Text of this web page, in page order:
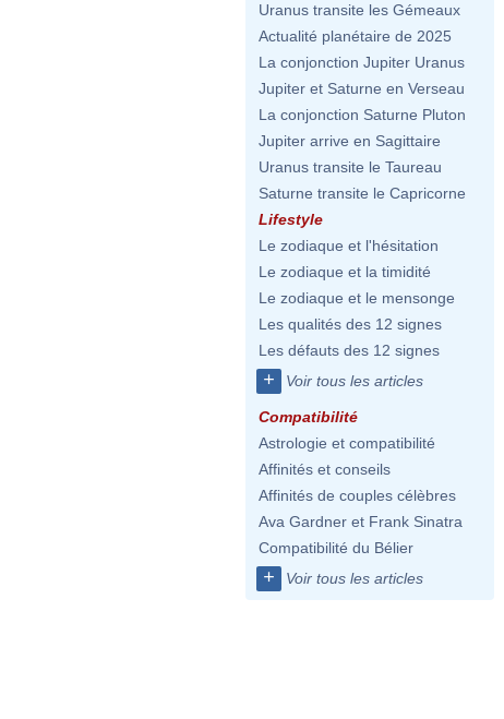
Uranus transite les Gémeaux
Actualité planétaire de 2025
La conjonction Jupiter Uranus
Jupiter et Saturne en Verseau
La conjonction Saturne Pluton
Jupiter arrive en Sagittaire
Uranus transite le Taureau
Saturne transite le Capricorne
Lifestyle
Le zodiaque et l'hésitation
Le zodiaque et la timidité
Le zodiaque et le mensonge
Les qualités des 12 signes
Les défauts des 12 signes
+ Voir tous les articles
Compatibilité
Astrologie et compatibilité
Affinités et conseils
Affinités de couples célèbres
Ava Gardner et Frank Sinatra
Compatibilité du Bélier
+ Voir tous les articles